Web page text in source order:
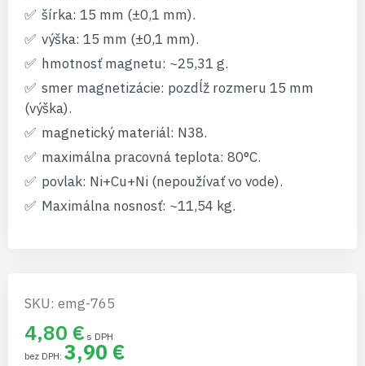
šírka: 15 mm (±0,1 mm).
výška: 15 mm (±0,1 mm).
hmotnosť magnetu: ~25,31 g.
smer magnetizácie: pozdĺž rozmeru 15 mm
(výška).
magnetický materiál: N38.
maximálna pracovná teplota: 80°C.
povlak: Ni+Cu+Ni (nepoužívať vo vode).
Maximálna nosnosť: ~11,54 kg.
SKU: emg-765
4,80 €
3,90 €